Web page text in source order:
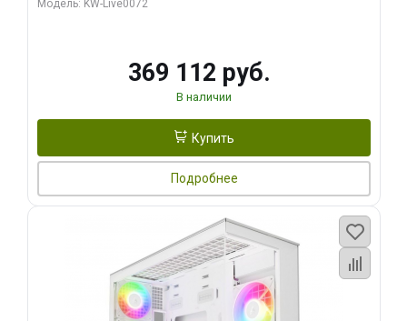
Модель: KW-Live0072
369 112 руб.
В наличии
Купить
Подробнее